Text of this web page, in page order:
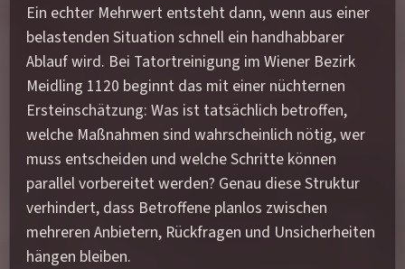
Ein echter Mehrwert entsteht dann, wenn aus einer
belastenden Situation schnell ein handhabbarer
Ablauf wird. Bei Tatortreinigung im Wiener Bezirk
Meidling 1120 beginnt das mit einer nüchternen
Ersteinschätzung: Was ist tatsächlich betroffen,
welche Maßnahmen sind wahrscheinlich nötig, wer
muss entscheiden und welche Schritte können
parallel vorbereitet werden? Genau diese Struktur
verhindert, dass Betroffene planlos zwischen
mehreren Anbietern, Rückfragen und Unsicherheiten
hängen bleiben.